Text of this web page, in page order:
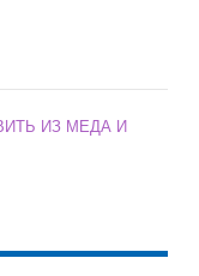
ИЗ МЕДА И